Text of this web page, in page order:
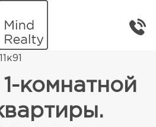
недвижимость
комнатной